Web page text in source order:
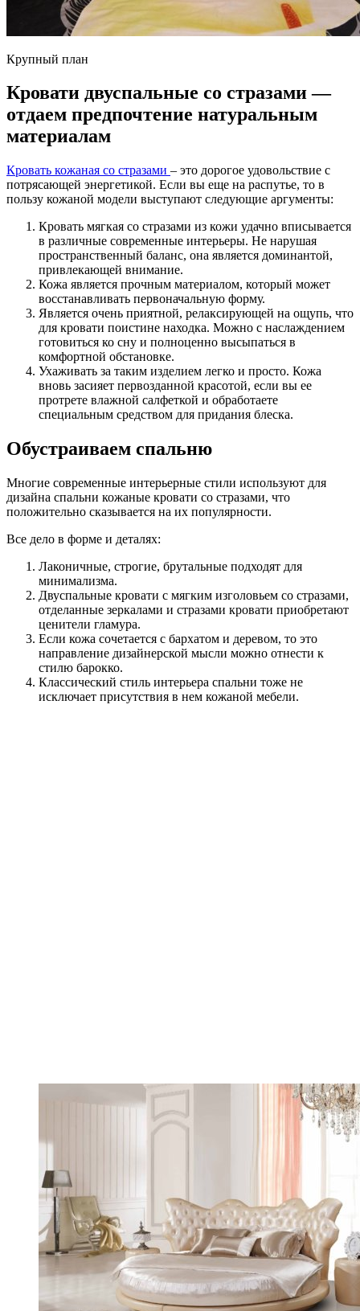
Крупный план
Кровати двуспальные со стразами —
отдаем предпочтение натуральным
материалам
Кровать кожаная со стразами – это дорогое удовольствие с
потрясающей энергетикой. Если вы еще на распутье, то в
пользу кожаной модели выступают следующие аргументы:
Кровать мягкая со стразами из кожи удачно вписывается
в различные современные интерьеры. Не нарушая
пространственный баланс, она является доминантой,
привлекающей внимание.
Кожа является прочным материалом, который может
восстанавливать первоначальную форму.
Является очень приятной, релаксирующей на ощупь, что
для кровати поистине находка. Можно с наслаждением
готовиться ко сну и полноценно высыпаться в
комфортной обстановке.
Ухаживать за таким изделием легко и просто. Кожа
вновь засияет первозданной красотой, если вы ее
протрете влажной салфеткой и обработаете
специальным средством для придания блеска.
Обустраиваем спальню
Многие современные интерьерные стили используют для
дизайна спальни кожаные кровати со стразами, что
положительно сказывается на их популярности.
Все дело в форме и деталях:
Лаконичные, строгие, брутальные подходят для
минимализма.
Двуспальные кровати с мягким изголовьем со стразами,
отделанные зеркалами и стразами кровати приобретают
ценители гламура.
Если кожа сочетается с бархатом и деревом, то это
направление дизайнерской мысли можно отнести к
стилю барокко.
Классический стиль интерьера спальни тоже не
исключает присутствия в нем кожаной мебели.